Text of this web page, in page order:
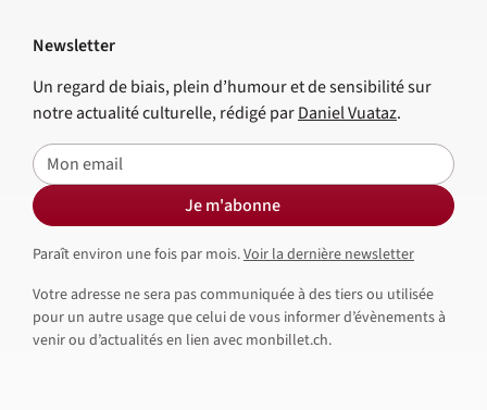
Newsletter
Un regard de biais, plein d’humour et de sensibilité sur
notre actualité culturelle, rédigé parDaniel Vuataz.
E-mail
Je m'abonne
Paraît environ une fois par mois.Voir la dernière newsletter
Votre adresse ne sera pas communiquée à des tiers ou utilisée
pour un autre usage que celui de vous informer d’évènements à
venir ou d’actualités en lien avec monbillet.ch.